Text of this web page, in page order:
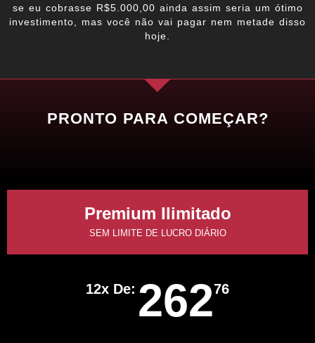
se eu cobrasse R$5.000,00 ainda assim seria um ótimo
investimento, mas você não vai pagar nem metade disso
hoje.
PRONTO PARA COMEÇAR?
Premium Ilimitado
SEM LIMITE DE LUCRO DIÁRIO
12x De: 26276